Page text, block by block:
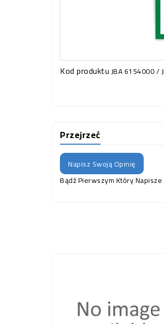
Kod produktuJBA 6154000 /
Przejrzeć
Napisz Swoją Opinię
Bądź Pierwszym Który Napisze